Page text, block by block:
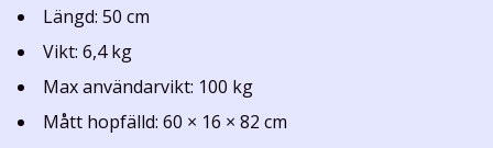
Längd: 50 cm
Vikt: 6,4 kg
Max användarvikt: 100 kg
Mått hopfälld: 60 × 16 × 82 cm